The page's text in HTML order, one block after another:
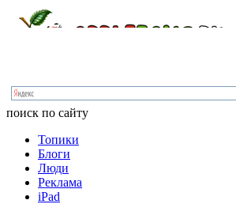
поиск по сайту
Топики
Блоги
Люди
Реклама
iPad